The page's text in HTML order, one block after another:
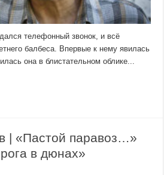
телефонный звонок, и всё
балбеса. Впервые к нему явилась
она в блистательном облике...
| «Пастой паравоз…»
в дюнах»